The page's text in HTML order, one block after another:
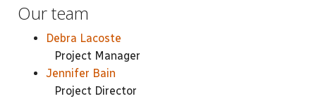
Our team
Debra Lacoste
Project Manager
Jennifer Bain
Project Director